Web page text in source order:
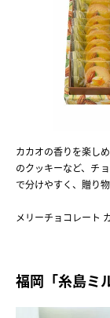
カカオの香りを楽し
のクッキーなど、チ
で分けやすく、贈り物
メリーチョコレート
福岡「糸島ミ